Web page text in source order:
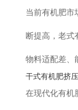
当前有机肥市
断提高，老式
物料适配差、
干式有机肥挤
在现代化有机